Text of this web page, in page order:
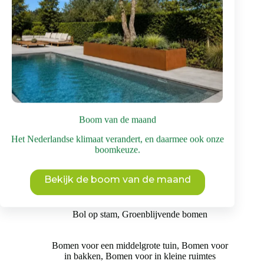
Boom van de maand
Het Nederlandse klimaat verandert, en daarmee ook onze
boomkeuze.
Bekijk de boom van de maand
worden
op
de
productpagina
Schijnhulst | Bolvorm
€495
Bol op stam, Groenblijvende bomen
Bomen voor een middelgrote tuin, Bomen voor
in bakken, Bomen voor in kleine ruimtes